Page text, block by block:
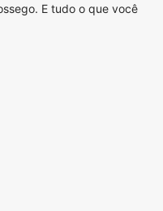
E tudo o que você